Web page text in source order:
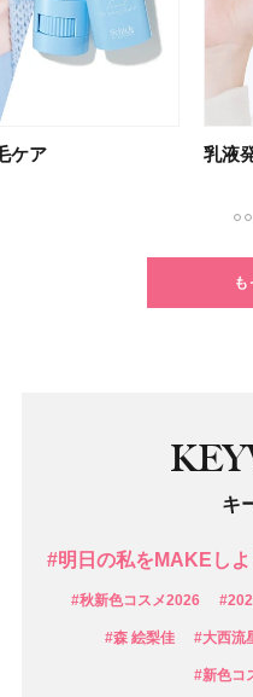
乳液発想のミルク フ
も
キ
#明日の私をMAKEしよ
#秋新色コスメ2026
#森 絵梨佳 #大西流
#新色コ